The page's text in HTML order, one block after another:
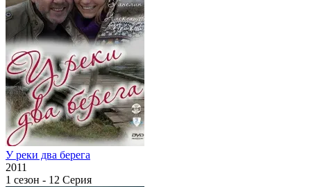
У реки два берега
2011
1 сезон - 12 Серия